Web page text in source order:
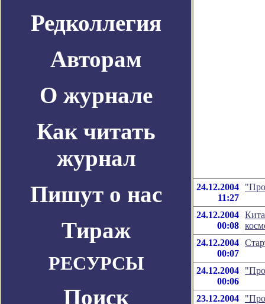
Редколлегия
Авторам
О журнале
Как читать
журнал
Пишут о нас
Тираж
РЕСУРСЫ
Поиск
24.12.2004
11:27
24.12.2004
00:08
24.12.2004
00:07
24.12.2004
00:06
23.12.2004